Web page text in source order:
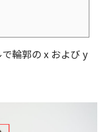
輪郭の x および y